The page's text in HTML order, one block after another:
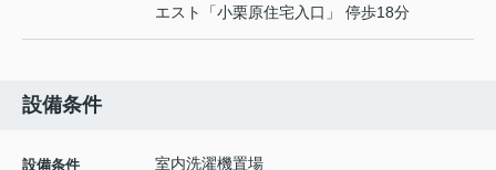
エスト「小栗原住宅入口」 停歩18分
設備条件
設備条件
室内洗濯機置場